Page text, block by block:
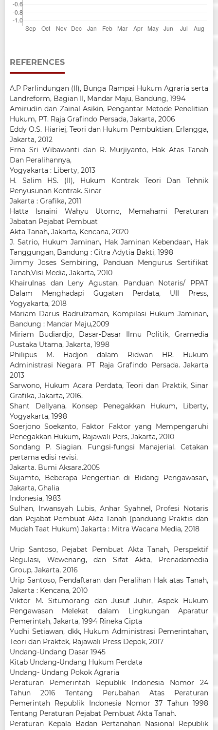
REFERENCES
A.P Parlindungan (II), Bunga Rampai Hukum Agraria serta
Landreform, Bagian II, Mandar Maju, Bandung, 1994
Amirudin dan Zainal Asikin, Pengantar Metode Penelitian
Hukum, PT. Raja Grafindo Persada, Jakarta, 2006
Eddy O.S. Hiariej, Teori dan Hukum Pembuktian, Erlangga,
Jakarta, 2012
Erna Sri Wibawanti dan R. Murjiyanto, Hak Atas Tanah
Dan Peralihannya,
Yogyakarta : Liberty, 2013
H. Salim HS. (II), Hukum Kontrak Teori Dan Tehnik
Penyusunan Kontrak. Sinar
Jakarta : Grafika, 2011
Hatta Isnaini Wahyu Utomo, Memahami Peraturan
Jabatan Pejabat Pembuat
Akta Tanah, Jakarta, Kencana, 2020
J. Satrio, Hukum Jaminan, Hak Jaminan Kebendaan, Hak
Tanggungan, Bandung : Citra Adytia Bakti, 1998
Jimmy Joses Sembiring, Panduan Mengurus Sertifikat
Tanah,Visi Media, Jakarta, 2010
Khairulnas dan Leny Agustan, Panduan Notaris/ PPAT
Dalam Menghadapi Gugatan Perdata, UII Press,
Yogyakarta, 2018
Mariam Darus Badrulzaman, Kompilasi Hukum Jaminan,
Bandung : Mandar Maju,2009
Miriam Budiardjo, Dasar-Dasar Ilmu Politik, Gramedia
Pustaka Utama, Jakarta, 1998
Philipus M. Hadjon dalam Ridwan HR, Hukum
Administrasi Negara. PT Raja Grafindo Persada. Jakarta
2013
Sarwono, Hukum Acara Perdata, Teori dan Praktik, Sinar
Grafika, Jakarta, 2016,
Shant Dellyana, Konsep Penegakkan Hukum, Liberty,
Yogyakarta, 1998
Soerjono Soekanto, Faktor Faktor yang Mempengaruhi
Penegakkan Hukum, Rajawali Pers, Jakarta, 2010
Sondang P. Siagian. Fungsi-fungsi Manajerial. Cetakan
pertama edisi revisi.
Jakarta. Bumi Aksara.2005
Sujamto, Beberapa Pengertian di Bidang Pengawasan,
Jakarta, Ghalia
Indonesia, 1983
Sulhan, Irwansyah Lubis, Anhar Syahnel, Profesi Notaris
dan Pejabat Pembuat Akta Tanah (panduang Praktis dan
Mudah Taat Hukum) Jakarta : Mitra Wacana Media, 2018
Urip Santoso, Pejabat Pembuat Akta Tanah, Perspektif
Regulasi, Wewenang, dan Sifat Akta, Prenadamedia
Group, Jakarta, 2016
Urip Santoso, Pendaftaran dan Peralihan Hak atas Tanah,
Jakarta : Kencana, 2010
Viktor M. Situmorang dan Jusuf Juhir, Aspek Hukum
Pengawasan Melekat dalam Lingkungan Aparatur
Pemerintah, Jakarta, 1994 Rineka Cipta
Yudhi Setiawan, dkk, Hukum Administrasi Pemerintahan,
Teori dan Praktek, Rajawali Press Depok, 2017
Undang-Undang Dasar 1945
Kitab Undang-Undang Hukum Perdata
Undang- Undang Pokok Agraria
Peraturan Pemerintah Republik Indonesia Nomor 24
Tahun 2016 Tentang Perubahan Atas Peraturan
Pemerintah Republik Indonesia Nomor 37 Tahun 1998
Tentang Peraturan Pejabat Pembuat Akta Tanah.
Peraturan Kepala Badan Pertanahan Nasional Republik